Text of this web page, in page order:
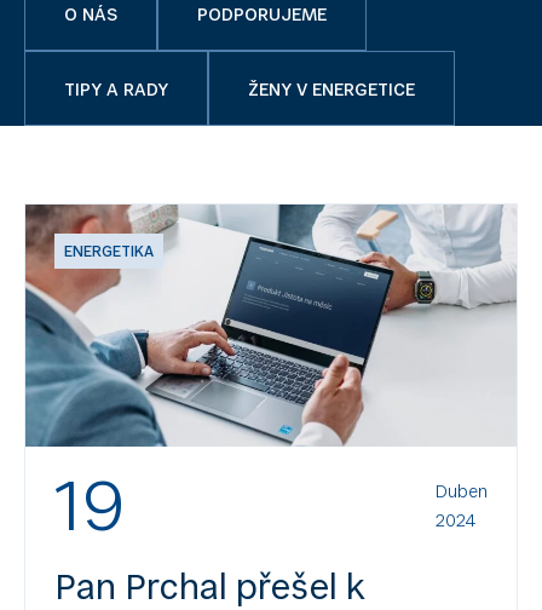
O NÁS PODPORUJEME
TIPY A RADY ŽENY V ENERGETICE
ENERGETIKA
19
Duben
2024
Pan Prchal přešel k